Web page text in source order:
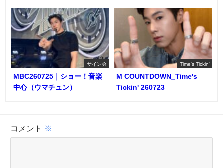
サイン会
MBC260725｜ショー！音楽
中心（ウマチュン）
Time's Tickin'
M COUNTDOWN_Time's
Tickin' 260723
コメント ※